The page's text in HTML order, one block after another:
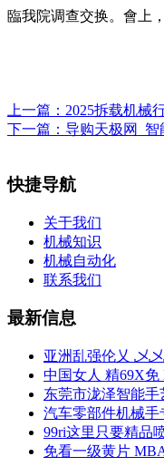
臨我院调查交换。會上
上一篇： 2025拆载机械
下一篇： 导购天极网_
快捷导航
关于我们
机械知识
机械自动化
联系我们
最新信息
亚洲乱强伦乂 乄
中国女人 精69X
东莞市泷泽智能
汽车零部件机械
99ri这里只要精品
免看一级黄片